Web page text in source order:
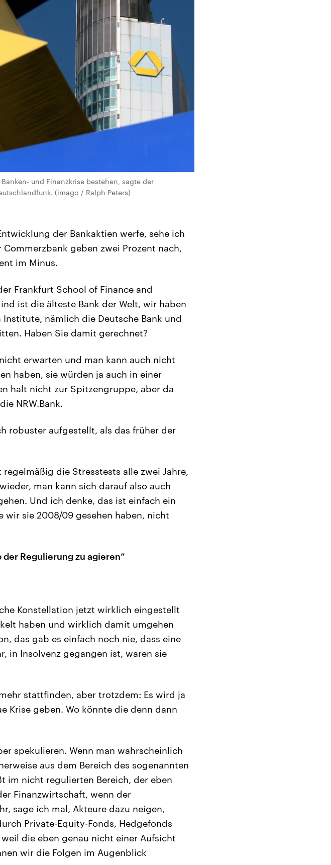
und Finanzkrise bestehen, sagte der
(imago / Ralph Peters)
der Bankaktien werfe, sehe ich
geben zwei Prozent nach,
im Minus.
Frankfurt School of Finance and
ist die älteste Bank der Welt, wir haben
nämlich die Deutsche Bank und
Haben Sie damit gerechnet?
erwarten und man kann auch nicht
haben, sie würden ja auch in einer
halt nicht zur Spitzengruppe, aber da
NRW.Bank.
robuster aufgestellt, als das früher der
die Stresstests alle zwei Jahre,
man kann sich darauf also auch
Und ich denke, das ist einfach ein
wir sie 2008/09 gesehen haben, nicht
Regulierung zu agieren“
Konstellation jetzt wirklich eingestellt
haben und wirklich damit umgehen
das gab es einfach noch nie, dass eine
in Insolvenz gegangen ist, waren sie
stattfinden, aber trotzdem: Es wird ja
Krise geben. Wo könnte die denn dann
spekulieren. Wenn man wahrscheinlich
aus dem Bereich des sogenannten
im nicht regulierten Bereich, der eben
Finanzwirtschaft, wenn der
sage ich mal, Akteure dazu neigen,
Private-Equity-Fonds, Hedgefonds
die eben genau nicht einer Aufsicht
wir die Folgen im Augenblick